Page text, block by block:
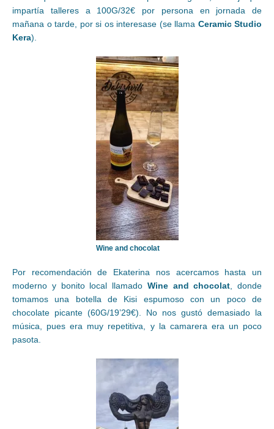
impartía talleres a 100G/32€ por persona en jornada de
mañana o tarde, por si os interesase (se llama Ceramic Studio
Kera).
Wine and chocolat
Por recomendación de Ekaterina nos acercamos hasta un
moderno y bonito local llamado Wine and chocolat, donde
tomamos una botella de Kisi espumoso con un poco de
chocolate picante (60G/19’29€). No nos gustó demasiado la
música, pues era muy repetitiva, y la camarera era un poco
pasota.